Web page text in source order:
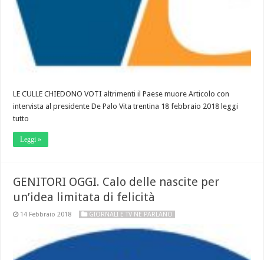
LE CULLE CHIEDONO VOTI altrimenti il Paese muore Articolo con
intervista al presidente De Palo Vita trentina 18 febbraio 2018 leggi
tutto
Leggi »
GENITORI OGGI. Calo delle nascite per
un’idea limitata di felicità
14 Febbraio 2018 GIORNALI E TV NE PARLANO